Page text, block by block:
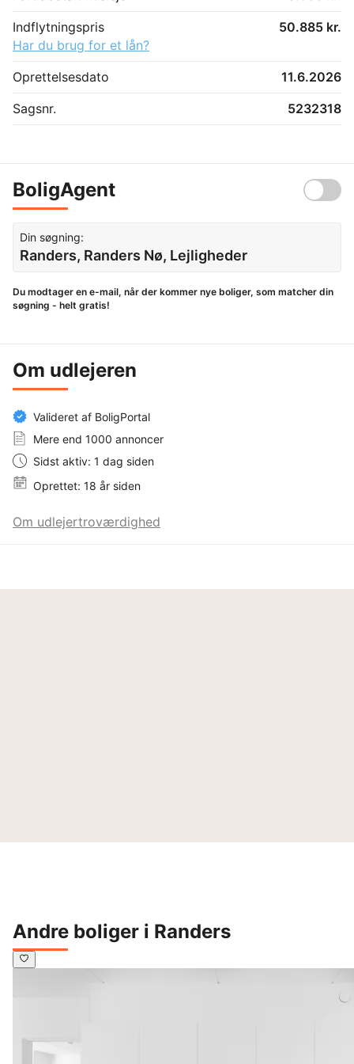
Indflytningspris
50.885 kr.
Har du brug for et lån?
Oprettelsesdato
11.6.2026
Sagsnr.
5232318
BoligAgent
Din søgning:
Randers, Randers Nø, Lejligheder
Du modtager en e-mail, når der kommer nye boliger, som matcher din
søgning - helt gratis!
Om udlejeren
Valideret af BoligPortal
Mere end 1000 annoncer
Sidst aktiv: 1 dag siden
Oprettet: 18 år siden
Om udlejertroværdighed
Andre boliger i Randers